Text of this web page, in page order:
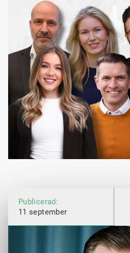
Publicerad:
11 september